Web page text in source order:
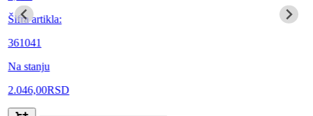
Šifra artikla:
361041
Na stanju
2.046,00RSD